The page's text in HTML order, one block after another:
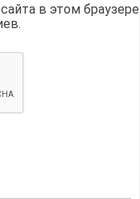
в этом браузере